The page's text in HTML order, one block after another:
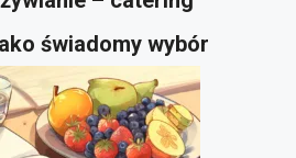
świadomy wybór